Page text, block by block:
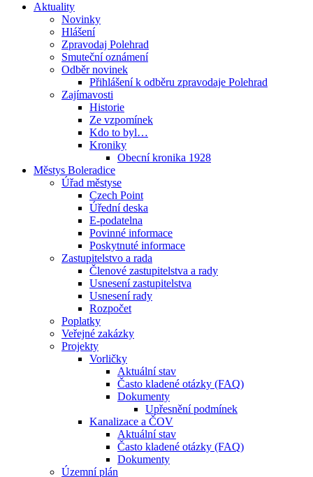
Aktuality
Novinky
Hlášení
Zpravodaj Polehrad
Smuteční oznámení
Odběr novinek
Přihlášení k odběru zpravodaje Polehrad
Zajímavosti
Historie
Ze vzpomínek
Kdo to byl…
Kroniky
Obecní kronika 1928
Městys Boleradice
Úřad městyse
Czech Point
Úřední deska
E-podatelna
Povinné informace
Poskytnuté informace
Zastupitelstvo a rada
Členové zastupitelstva a rady
Usnesení zastupitelstva
Usnesení rady
Rozpočet
Poplatky
Veřejné zakázky
Projekty
Vorličky
Aktuální stav
Často kladené otázky (FAQ)
Dokumenty
Upřesnění podmínek
Kanalizace a ČOV
Aktuální stav
Často kladené otázky (FAQ)
Dokumenty
Územní plán